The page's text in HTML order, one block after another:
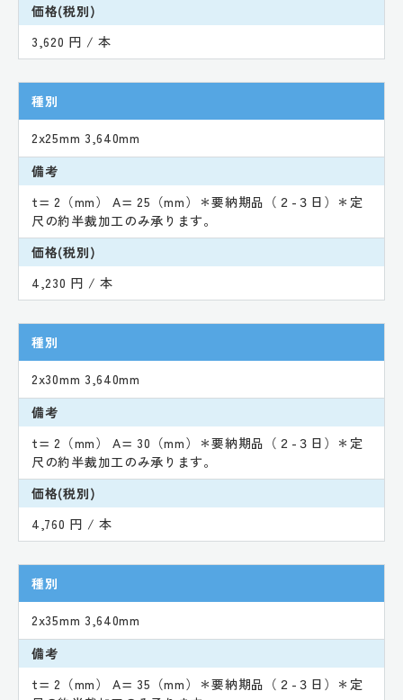
価格(税別)
3,620 円 / 本
種別
2x25mm 3,640mm
備考
t= 2（mm） A= 25（mm）＊要納期品（２-３日）＊定
尺の約半裁加工のみ承ります。
価格(税別)
4,230 円 / 本
種別
2x30mm 3,640mm
備考
t= 2（mm） A= 30（mm）＊要納期品（２-３日）＊定
尺の約半裁加工のみ承ります。
価格(税別)
4,760 円 / 本
種別
2x35mm 3,640mm
備考
t= 2（mm） A= 35（mm）＊要納期品（２-３日）＊定